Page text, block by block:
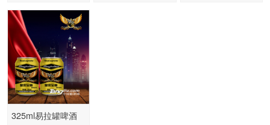
特色酒吧啤酒加盟
325ml易拉罐啤酒